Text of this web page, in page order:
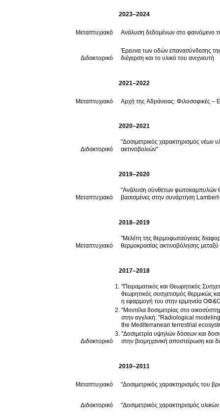
2023–2024
Μεταπτυχιακό Ανάλυση δεδομένων στο φαινόμενο
Διδακτορικό
Έρευνα των οδών επανασύνδεσης
διέγερση και το υλικό του ανιχνευτή
2021–2022
Μεταπτυχιακό Αρχή της Αδράνειας: Φιλοσοφικές –
2020–2021
Διδακτορικό
"Δοσιμετρικός χαρακτηρισμός νέων
ακτινοβολιών"
2019–2020
Μεταπτυχιακό
"Ανάλυση σύνθετων φωτοκαμπυλών
βασισμένες στην συνάρτηση
2018–2019
Μεταπτυχιακό
"Μελέτη της θερμοφωταύγειας
θερμοκρασίας ακτινοβόλησης
2017–2018
Διδακτορικό
"Πειραματικός και Θεωρητικός Συσχετισμός
θεωρητικός συσχετισμός θερμικώς
η εφαρμογή του στην ερμηνεία
"Μοντέλα δοσιμετρίας στο
στην αγγλική: "Radiological
the Mediterranean terrestrial
"Δοσιμετρία υψηλών δόσεων και δοσιμετρία ατυχημάτων
στην βιομηχανική αποστείρωση και
2010–2011
Μεταπτυχιακό "Δοσιμετρικός χαρακτηρισμός του
Διδακτορικό "Δοσιμετρικός χαρακτηρισμός